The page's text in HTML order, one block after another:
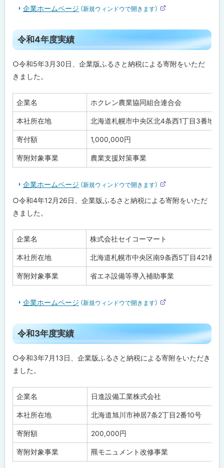
企業ホームページ （新規ウィンドウで開きます）
サ
ト
ト
ッ
プ
に
る
令和4年度実績
○令和5年3月30日、企業版ふるさと納税による寄附をいただ
きました。
企業名 ホクレン農業協同組合連合会
本社所在地 北海道札幌市中央区北4条西1丁目3番地
寄付額 1,000,000円
寄附対象事業 農業支援対策事業
企業ホームページ （新規ウィンドウで開きます）
部
サ
○令和4年12月26日、企業版ふるさと納税による寄附をいただ
きました。
企業名 株式会社セイコーマート
本社所在地 北海道札幌市中央区南9条西5丁目421番地
寄附対象事業 省エネ設備等導入補助事業
企業ホームページ （新規ウィンドウで開きます）
サ
ト
ト
ッ
プ
に
る
令和3年度実績
○令和3年7月13日、企業版ふるさと納税による寄附をいただき
ました。
企業名 日進設備工業株式会社
本社所在地 北海道旭川市神居7条2丁目2番10号
寄附額 200,000円
寄附対象事業 羆モニュメント改修事業